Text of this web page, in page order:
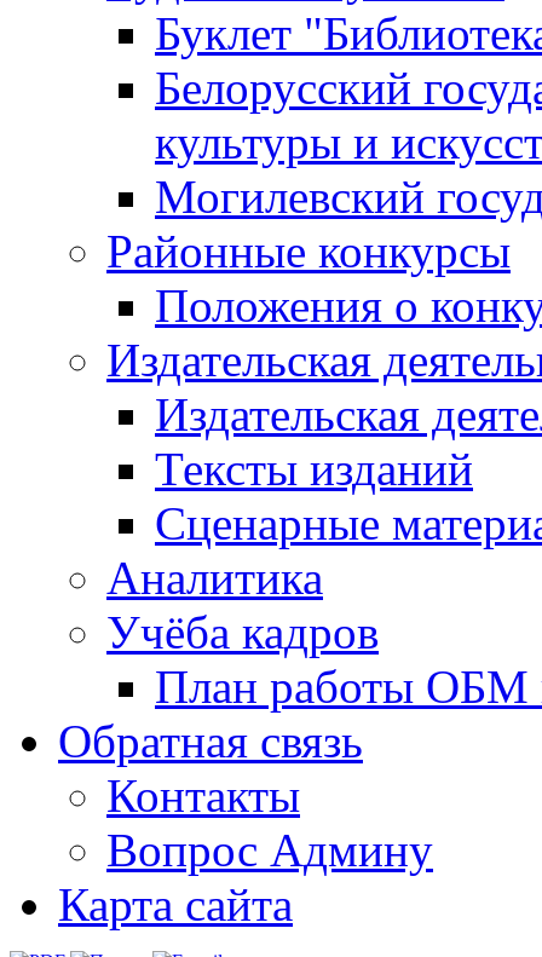
Буклет
Белорусский
культуры и
Могилевский
Районные конкурсы
Положения о
Издательская
Издательская
Тексты изданий
Сценарные
Аналитика
Учёба кадров
План работы ОБМ
Обратная связь
Контакты
Вопрос Админу
Карта сайта